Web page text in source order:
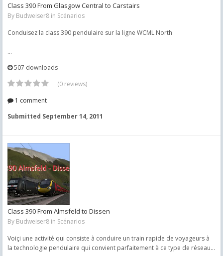
Class 390 From Glasgow Central to Carstairs
By Budweiser8 in Scénarios
Conduisez la class 390 pendulaire sur la ligne WCML North
...
507 downloads
(0 reviews)
1 comment
Submitted September 14, 2011
Class 390 From Almsfeld to Dissen
By Budweiser8 in Scénarios
Voiçi une activité qui consiste à conduire un train rapide de voyageurs à
la technologie pendulaire qui convient parfaitement à ce type de réseau...